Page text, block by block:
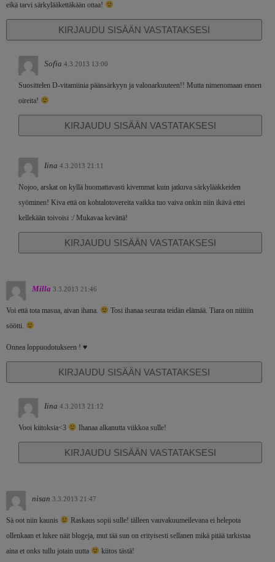
eikä tarvi särkylääkettäkään ottaa!
KIRJAUDU SISÄÄN VASTATAKSESI
Sofia 4.3.2013 13:00
Suosittelen D-vitamiinia päänsärkyyn ja valonarkuuteen!! Mutta nimenomaan ennen
oireita!
KIRJAUDU SISÄÄN VASTATAKSESI
Iina 4.3.2013 21:11
Nojoo, arskat on kyllä huomattavasti kivemmat kuin jatkuva särkylääkkeiden
syöminen! Kiva että on kohtalotovereita vaikka tuo vaiva onkin niin ikävä ettei
kellekään toivoisi :/ Mukavaa kevättä!
KIRJAUDU SISÄÄN VASTATAKSESI
Milla 3.3.2013 21:46
Voi että tota masua, aivan ihana.
Tosi ihanaa seurata teidän elämää. Tiara on niiiiiin
söötti.
Onnea loppuodotukseen ! ♥
KIRJAUDU SISÄÄN VASTATAKSESI
Iina 4.3.2013 21:12
Vooi kiitoksia<3 Ihanaa alkanutta viikkoa sulle!
KIRJAUDU SISÄÄN VASTATAKSESI
nisan 3.3.2013 21:47
Sä oot niin kaunis
Raskaus sopii sulle! tälleen vauvakuumeilevana ei helepota
ollenkaan et lukee näit blogeja, mut tää sun on erityisesti sellanen mikä pitää tarkistaa
aina et onks tullu jotain uutta
kiitos tästä!